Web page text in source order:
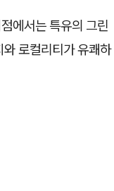
에서는 특유의 그린
로컬리티가 유쾌하